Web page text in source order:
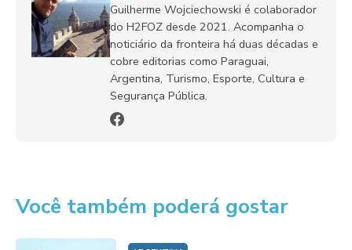
Guilherme Wojciechowski é colaborador
do H2FOZ desde 2021. Acompanha o
noticiário da fronteira há duas décadas e
cobre editorias como Paraguai,
Argentina, Turismo, Esporte, Cultura e
Segurança Pública.
Você também poderá gostar